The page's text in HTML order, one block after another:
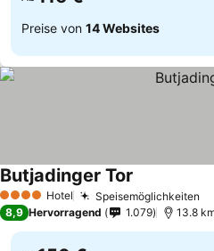
Preise von 14 Websites
4 Sterne Hotel Speisemöglichkeiten
Butjadinger Tor
8,9 Hervorragend 1.079 13.8